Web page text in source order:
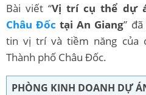
Bài viết “Vị trí cụ thể dự
Châu Đốc tại An Giang”
tin vị trí và tiềm năng của
Thành phố Châu Đốc.
PHÒNG KINH DOANH DỰ